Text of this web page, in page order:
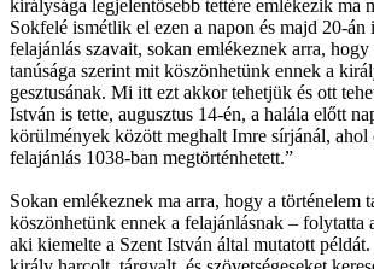
királysága legjelentősebb tettére emlékezik ma
Sokfelé ismétlik el ezen a napon és majd 20-
felajánlás szavait, sokan emlékeznek arra, hogy
tanúsága szerint mit köszönhetünk ennek a
gesztusának. Mi itt ezt akkor tehetjük és ott
István is tette, augusztus 14-én, a halála előtt
körülmények között meghalt Imre sírjánál, ahol
felajánlás 1038-ban megtörténhetett.”
Sokan emlékeznek ma arra, hogy a történelem
köszönhetünk ennek a felajánlásnak – folytatta
aki kiemelte a Szent István által mutatott